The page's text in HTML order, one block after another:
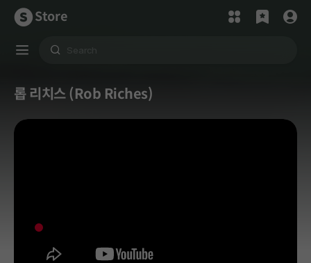
Store
롭 리치스 (Rob Riches)